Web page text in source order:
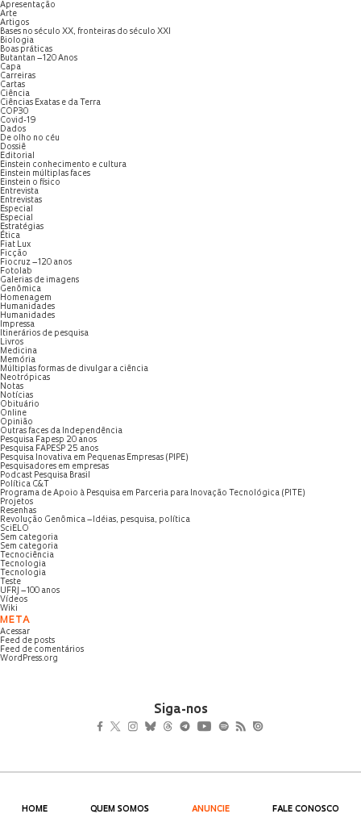
Apresentação
Arte
Artigos
Bases no século XX, fronteiras do século XXI
Biologia
Boas práticas
Butantan – 120 Anos
Capa
Carreiras
Cartas
Ciência
Ciências Exatas e da Terra
COP30
Covid-19
Dados
De olho no céu
Dossiê
Editorial
Einstein conhecimento e cultura
Einstein múltiplas faces
Einstein o físico
Entrevista
Entrevistas
Especial
Especial
Estratégias
Ética
Fiat Lux
Ficção
Fiocruz – 120 anos
Fotolab
Galerias de imagens
Genômica
Homenagem
Humanidades
Humanidades
Impressa
Itinerários de pesquisa
Livros
Medicina
Memória
Múltiplas formas de divulgar a ciência
Neotrópicas
Notas
Notícias
Obituário
Online
Opinião
Outras faces da Independência
Pesquisa Fapesp 20 anos
Pesquisa FAPESP 25 anos
Pesquisa Inovativa em Pequenas Empresas (PIPE)
Pesquisadores em empresas
Podcast Pesquisa Brasil
Política C&T
Programa de Apoio à Pesquisa em Parceria para Inovação Tecnológica (PITE)
Projetos
Resenhas
Revolução Genômica – Idéias, pesquisa, política
SciELO
Sem categoria
Sem categoria
Tecnociência
Tecnologia
Tecnologia
Teste
UFRJ – 100 anos
Vídeos
Wiki
META
Acessar
Feed de posts
Feed de comentários
WordPress.org
Siga-nos
HOME QUEM SOMOS ANUNCIE FALE CONOSCO